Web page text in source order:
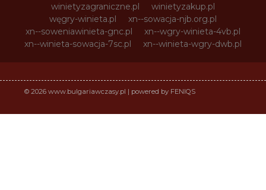
winietyzagraniczne.pl
winietyzakup.pl
węgry-winieta.pl
xn--sowacja-njb.org.pl
xn--soweniawinieta-gnc.pl
xn--wgry-winieta-4vb.pl
xn--winieta-sowacja-7sc.pl
xn--winieta-wgry-dwb.pl
© 2026 www.bulgariawczasy.pl | powered by FENIQS